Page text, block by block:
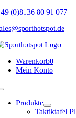
Skip
content
(0)8136 80 91 077
Warenkorb0
Mein Konto
Toggle
NavigationProdukte
Taktiktafel